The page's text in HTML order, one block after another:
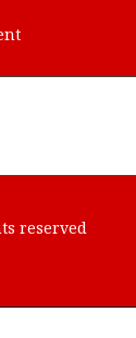
reserved